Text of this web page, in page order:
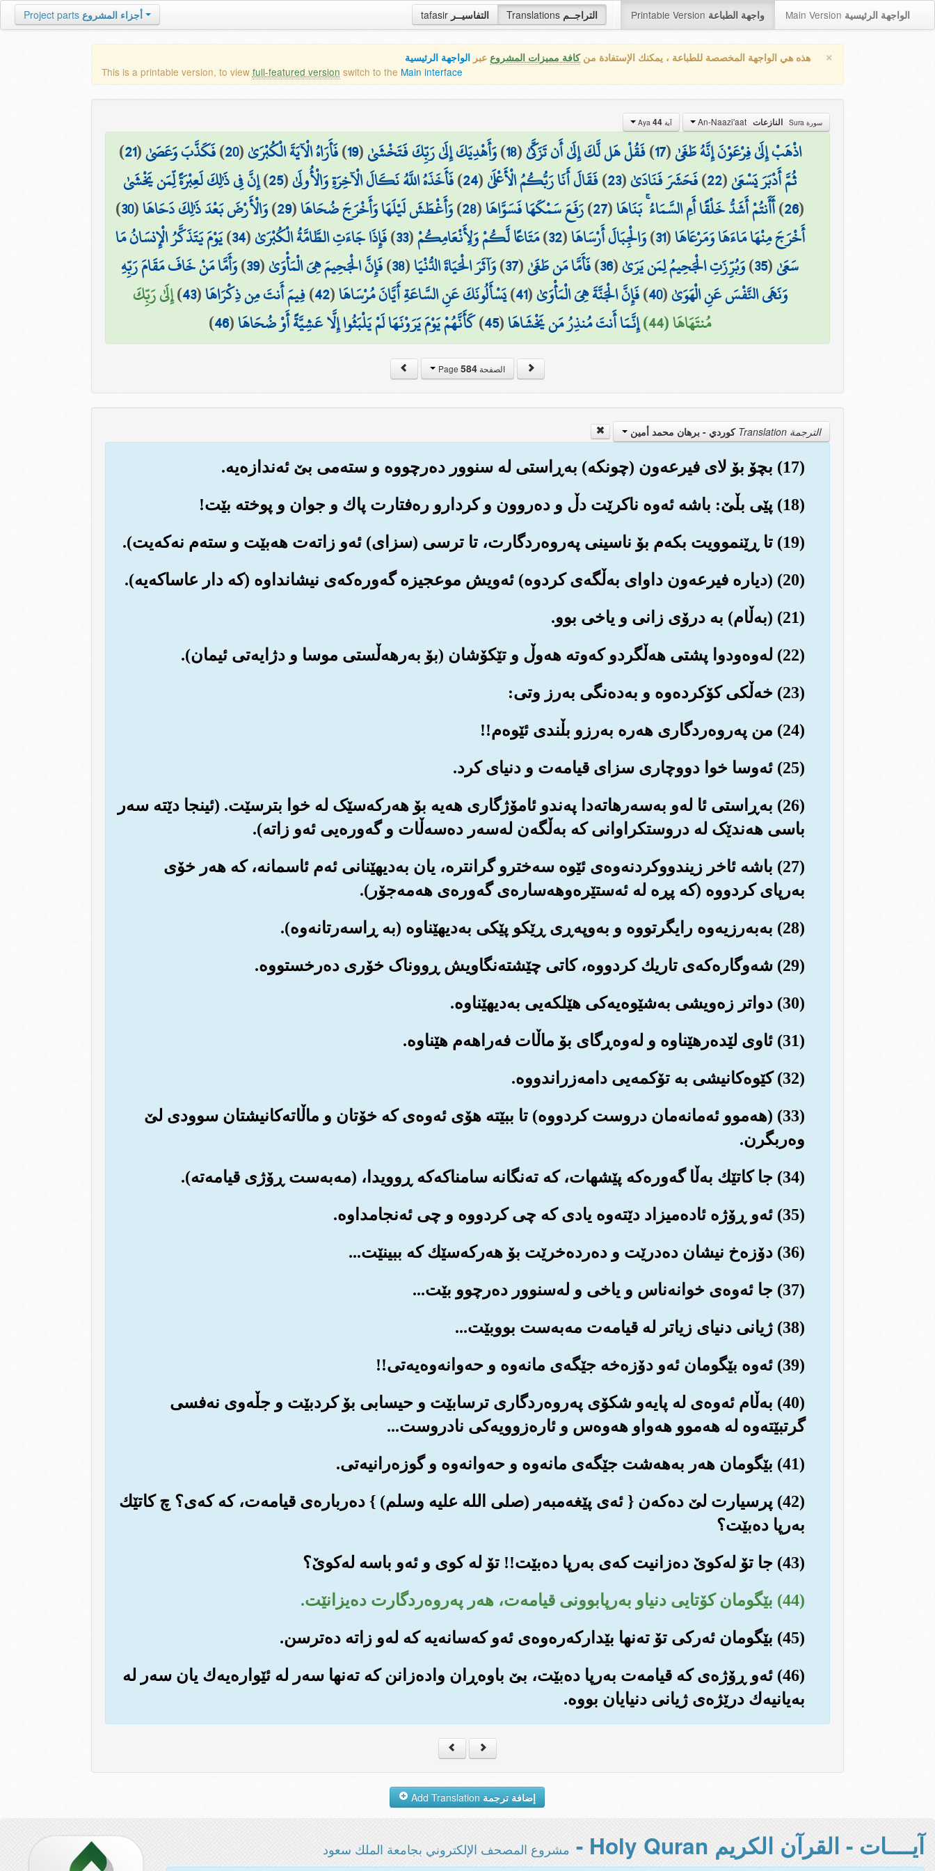
tafasir التفاسيــر Translations التراجــم Printable Version واجهة الطباعة Main Version الواجهة الرئيسية Project parts أجزاء المشروع
× هذه هي الواجهة المخصصة للطباعة ، يمكنك الإستفادة منكافة مميزات المشروع عبر الواجهة الرئيسية
This is a printable version, to view full-featured version switch to the Main interface
سورة Sura النازعات آية Aya 44
اذْهَبْ إِلَىٰ فِرْعَوْنَ إِنَّهُ طَغَىٰ(
17
)فَقُلْ هَل لَّكَ إِلَىٰ أَن تَزَكَّىٰ(
18
)وَأَهْدِيَكَ إِلَىٰ رَبِّكَ فَتَخْشَىٰ(
19
)فَأَرَاهُ الْآيَةَ الْكُبْرَىٰ(
20
)فَكَذَّبَ وَعَصَىٰ(
21
)
ثُمَّ أَدْبَرَ يَسْعَىٰ(
22
)فَحَشَرَ فَنَادَىٰ(
23
)فَقَالَ أَنَا رَبُّكُمُ الْأَعْلَىٰ(
24
)فَأَخَذَهُ اللَّهُ نَكَالَ الْآخِرَةِ وَالْأُولَىٰ(
25
)إِنَّ فِي ذَٰلِكَ لَعِبْرَةً لِّمَن يَخْشَىٰ
(
26
)أَأَنتُمْ أَشَدُّ خَلْقًا أَمِ السَّمَاءُ ۚ بَنَاهَا(
27
)رَفَعَ سَمْكَهَا فَسَوَّاهَا(
28
)وَأَغْطَشَ لَيْلَهَا وَأَخْرَجَ ضُحَاهَا(
29
)وَالْأَرْضَ بَعْدَ ذَٰلِكَ دَحَاهَا(
30
)
أَخْرَجَ مِنْهَا مَاءَهَا وَمَرْعَاهَا(
31
)وَالْجِبَالَ أَرْسَاهَا(
32
)مَتَاعًا لَّكُمْ وَلِأَنْعَامِكُمْ(
33
)فَإِذَا جَاءَتِ الطَّامَّةُ الْكُبْرَىٰ(
34
)يَوْمَ يَتَذَكَّرُ الْإِنسَانُ مَا
سَعَىٰ(
35
)وَبُرِّزَتِ الْجَحِيمُ لِمَن يَرَىٰ(
36
)فَأَمَّا مَن طَغَىٰ(
37
)وَآثَرَ الْحَيَاةَ الدُّنْيَا(
38
)فَإِنَّ الْجَحِيمَ هِيَ الْمَأْوَىٰ(
39
)وَأَمَّا مَنْ خَافَ مَقَامَ رَبِّهِ
وَنَهَى النَّفْسَ عَنِ الْهَوَىٰ(
40
)فَإِنَّ الْجَنَّةَ هِيَ الْمَأْوَىٰ(
41
)يَسْأَلُونَكَ عَنِ السَّاعَةِ أَيَّانَ مُرْسَاهَا(
42
)فِيمَ أَنتَ مِن ذِكْرَاهَا(
43
)إِلَىٰ رَبِّكَ
مُنتَهَاهَا (44)
إِنَّمَا أَنتَ مُنذِرُ مَن يَخْشَاهَا(
45
)كَأَنَّهُمْ يَوْمَ يَرَوْنَهَا لَمْ يَلْبَثُوا إِلَّا عَشِيَّةً أَوْ ضُحَاهَا(
46
)
الصفحة Page584
الترجمة Translation كوردي - برهان محمد أمين
(17) بچۆ بۆ لای فیرعه‌ون (چونکه‌) به‌ڕاستی له سنوور ده‌رچووه و سته‌می بێ ئه‌ندازه‌یه‌.
(18) پێی بڵێ: باشه ئه‌وه ناکرێت دڵ و ده‌روون و کردارو ره‌فتارت پاك و جوان و پوخته بێت!
(19) تا ڕێنموویت بکه‌م بۆ ناسینی په‌روه‌ردگارت، تا ترسی (سزای) ئه‌و زاته‌ت هه‌بێت و سته‌م نه‌که‌یت).
(20) (دیاره فیرعه‌ون داوای به‌ڵگه‌ی کردوه‌) ئه‌ویش موعجیزه گه‌وره‌که‌ی نیشانداوه (که دار عاساکه‌یه‌).
(21) (به‌ڵام) به درۆی زانی و یاخی بوو.
(22) له‌وه‌ودوا پشتی هه‌ڵگردو که‌وته هه‌وڵ و تێکۆشان (بۆ به‌رهه‌ڵستی موسا و دژایه‌تی ئیمان).
(23) خه‌ڵکی کۆکرده‌وه و به‌ده‌نگی به‌رز وتی:
(24) من په‌روه‌ردگاری هه‌ره به‌رزو بڵندی ئێوه‌م!!
(25) ئه‌وسا خوا دووچاری سزای قیامه‌ت و دنیای کرد.
(26) به‌ڕاستی ئا له‌و به‌سه‌رهاته‌دا په‌ندو ئامۆژگاری هه‌یه بۆ هه‌رکه‌سێک له خوا بترسێت. (ئینجا دێته سه‌ر
باسی هه‌ندێک له دروستکراوانی که به‌ڵگه‌ن له‌سه‌ر ده‌سه‌ڵات و گه‌وره‌یی ئه‌و زاته‌).
(27) باشه ئاخر زیندووکردنه‌وه‌ی ئێوه سه‌خترو گرانتره‌، یان به‌دیهێنانی ئه‌م ئاسمانه‌، که هه‌ر خۆی
به‌رپای کردووه (که پڕه له ئه‌ستێره‌وهه‌ساره‌ی گه‌وره‌ی هه‌مه‌جۆر).
(28) به‌به‌رزیه‌وه رایگرتووه و به‌وپه‌ڕی ڕێکو پێکی به‌دیهێناوه (به ڕاسه‌رتانه‌وه‌).
(29) شه‌وگاره‌که‌ی تاریك کردووه‌، کاتی چێشته‌نگاویش ڕووناک خۆری ده‌رخستووه‌.
(30) دواتر زه‌ویشی به‌شێوه‌یه‌کی هێلکه‌یی به‌دیهێناوه‌.
(31) ئاوی لێده‌رهێناوه و له‌وه‌ڕگای بۆ ماڵات فه‌راهه‌م هێناوه‌.
(32) کێوه‌کانیشی به تۆکمه‌یی دامه‌زراندووه‌.
(33) (هه‌موو ئه‌مانه‌مان دروست کردووه‌) تا ببێته هۆی ئه‌وه‌ی که خۆتان و ماڵاته‌کانیشتان سوودی لێ
وه‌ربگرن.
(34) جا کاتێك به‌ڵا گه‌وره‌که پێشهات، که ته‌نگانه سامناکه‌که ڕوویدا، (مه‌به‌ست ڕۆژی قیامه‌ته‌).
(35) ئه‌و ڕۆژه ئاده‌میزاد دێته‌وه یادی که چی کردووه و چی ئه‌نجامداوه.
(36) دۆزه‌خ نیشان ده‌درێت و ده‌رده‌خرێت بۆ هه‌رکه‌سێك که ببینێت...
(37) جا ئه‌وه‌ی خوانه‌ناس و یاخی و له‌سنوور ده‌رچوو بێت...
(38) ژیانی دنیای زیاتر له قیامه‌ت مه‌به‌ست بووبێت...
(39) ئه‌وه بێگومان ئه‌و دۆزه‌خه جێگه‌ی مانه‌وه و حه‌وانه‌وه‌یه‌تی!!
(40) به‌ڵام ئه‌وه‌ی له پایه‌و شکۆی په‌روه‌ردگاری ترسابێت و حیسابی بۆ کردبێت و جڵه‌وی نه‌فسی
گرتبێته‌وه له هه‌موو هه‌واو هه‌وه‌س و ئاره‌زوویه‌کی نادروست...
(41) بێگومان هه‌ر به‌هه‌شت جێگه‌ی مانه‌وه و حه‌وانه‌وه و گوزه‌رانیه‌تی.
(42) پرسیارت لێ ده‌که‌ن { ئه‌ی پێغه‌مبه‌ر (صلی الله علیه وسلم) } ده‌رباره‌ی قیامه‌ت، که که‌ی؟ چ کاتێك
به‌رپا ده‌بێت؟
(43) جا تۆ له‌کوێ ده‌زانیت که‌ی به‌رپا ده‌بێت!! تۆ له کوی و ئه‌و باسه له‌کوێ؟
(44) بێگومان کۆتایی دنیاو به‌رپابوونی قیامه‌ت، هه‌ر په‌روه‌ردگارت ده‌یزانێت.
(45) بێگومان ئه‌رکی تۆ ته‌نها بێدارکه‌ره‌وه‌ی ئه‌و که‌سانه‌یه که له‌و زاته ده‌ترسن.
(46) ئه‌و ڕۆژه‌ی که قیامه‌ت به‌رپا ده‌بێت، بێ باوه‌ڕان واده‌زانن که ته‌نها سه‌ر له ئێواره‌یه‌ك یان سه‌ر له
به‌یانیه‌ك درێژه‌ی ژیانی دنیایان بووه‌.
إضافة ترجمة
آيــــات - القرآن الكريم Holy Quran - مشروع المصحف الإلكتروني بجامعة الملك سعود